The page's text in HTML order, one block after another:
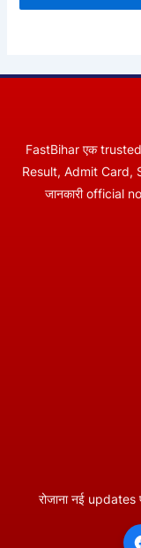
FastBihar एक
Result, Admit Card,
जानकारी official
रोजाना नई